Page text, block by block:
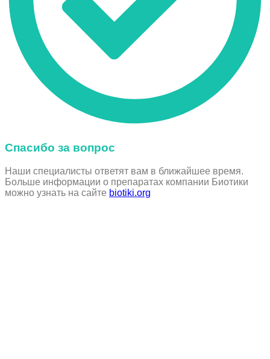
Спасибо за вопрос
Наши специалисты ответят вам в ближайшее время.
Больше информации о препаратах компании Биотики
можно узнать на сайте biotiki.org